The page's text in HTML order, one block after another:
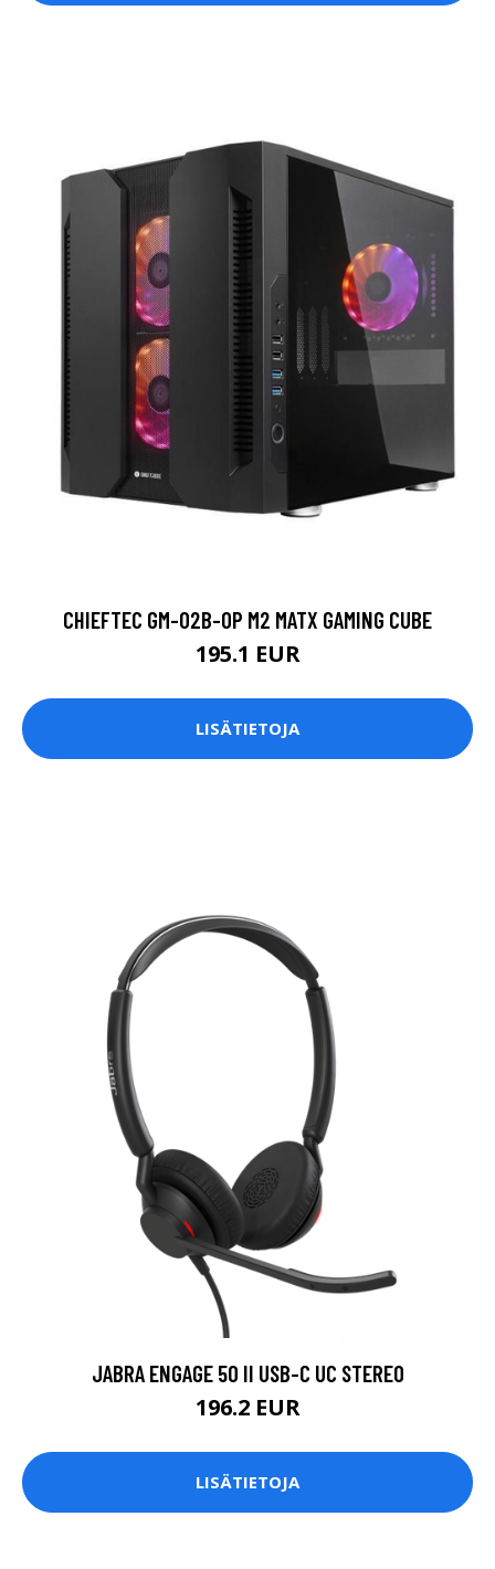
CHIEFTEC GM-02B-OP M2 MATX GAMING CUBE
195.1 EUR
LISÄTIETOJA
JABRA ENGAGE 50 II USB-C UC STEREO
196.2 EUR
LISÄTIETOJA